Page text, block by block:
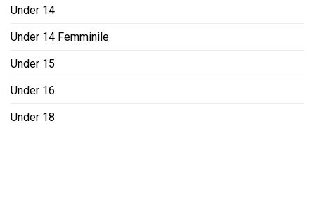
Under 14
Under 14 Femminile
Under 15
Under 16
Under 18